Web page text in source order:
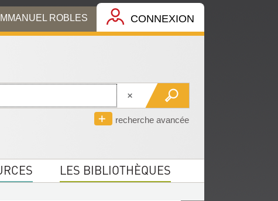
ROBLES CONNEXION
recherche avancée
LES BIBLIOTHÈQUES